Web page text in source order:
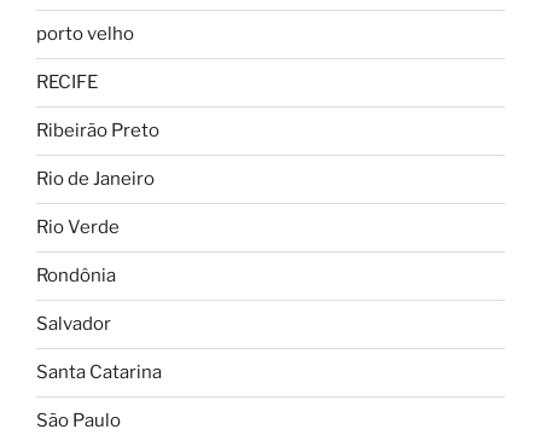
porto velho
RECIFE
Ribeirão Preto
Rio de Janeiro
Rio Verde
Rondônia
Salvador
Santa Catarina
São Paulo